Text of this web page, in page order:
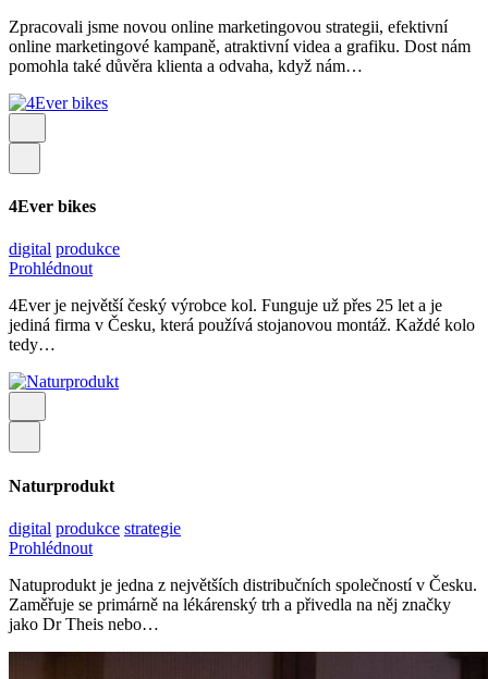
Zpracovali jsme novou online marketingovou strategii, efektivní
online marketingové kampaně, atraktivní videa a grafiku. Dost nám
pomohla také důvěra klienta a odvaha, když nám…
4Ever bikes
digital produkce
Prohlédnout
4Ever je největší český výrobce kol. Funguje už přes 25 let a je
jediná firma v Česku, která používá stojanovou montáž. Každé kolo
tedy…
Naturprodukt
digital produkce strategie
Prohlédnout
Natuprodukt je jedna z největších distribučních společností v Česku.
Zaměřuje se primárně na lékárenský trh a přivedla na něj značky
jako Dr Theis nebo…